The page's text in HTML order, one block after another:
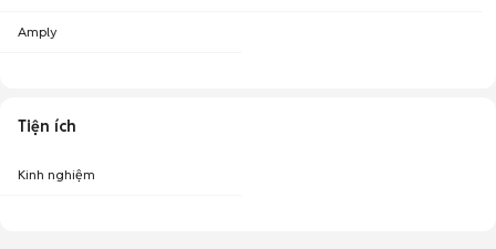
Amply
Tiện ích
Kinh nghiệm